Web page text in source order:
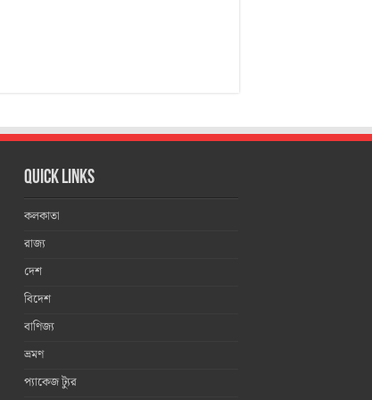
Quick Links
কলকাতা
রাজ্য
দেশ
বিদেশ
বাণিজ্য
ভ্রমণ
প্যাকেজ ট্যুর